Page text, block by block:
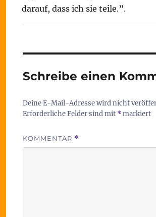
darauf, dass ich sie teile.”.
Schreibe einen
Deine E-Mail-Adresse wird nicht
Erforderliche Felder sind mit *markiert
KOMMENTAR *